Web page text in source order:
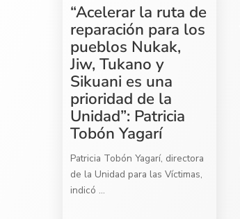
“Acelerar la ruta de
reparación para los
pueblos Nukak,
Jiw, Tukano y
Sikuani es una
prioridad de la
Unidad”: Patricia
Tobón Yagarí
Patricia Tobón Yagarí, directora
de la Unidad para las Víctimas,
indicó ...